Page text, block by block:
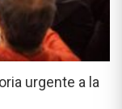
urgente a la